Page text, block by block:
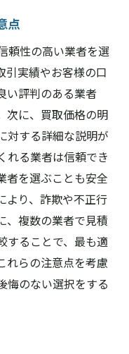
点
頼性の高い業者を選
引実績やお客様の口
い評判のある業者
次に、買取価格の明
対する詳細な説明が
れる業者は信頼でき
者を選ぶことも安全
より、詐欺や不正行
、複数の業者で見積
することで、最も適
れらの注意点を考慮
悔のない選択をする